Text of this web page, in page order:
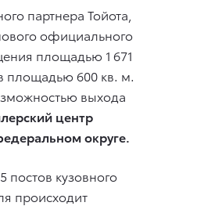
партнера Тойота,
официального
площадью 1 671
площадью 600 кв. м.
выхода
центр
округе.
постов кузовного
происходит